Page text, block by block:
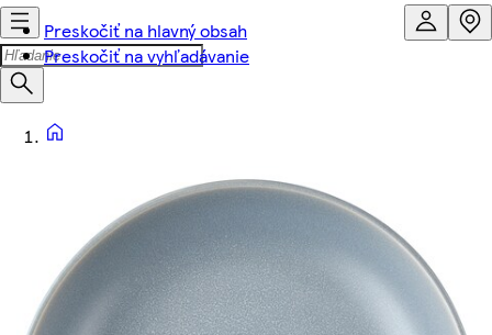
Preskočiť na hlavný obsah
Preskočiť na vyhľadávanie